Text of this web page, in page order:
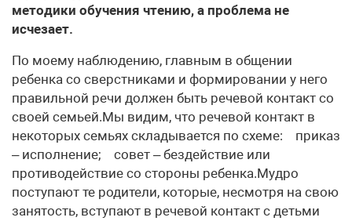
методики обучения чтению, а проблема не
исчезает.
По моему наблюдению, главным в общении
ребенка со сверстниками и формировании у него
правильной речи должен быть речевой контакт со
своей семьей.Мы видим, что речевой контакт в
некоторых семьях складывается по схеме: приказ
– исполнение; совет – бездействие или
противодействие со стороны ребенка.Мудро
поступают те родители, которые, несмотря на свою
занятость, вступают в речевой контакт с детьми